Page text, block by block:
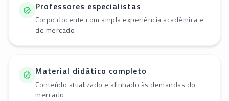
Professores especialistas
Corpo docente com ampla experiência acadêmica e
de mercado
Material didático completo
Conteúdo atualizado e alinhado às demandas do
mercado